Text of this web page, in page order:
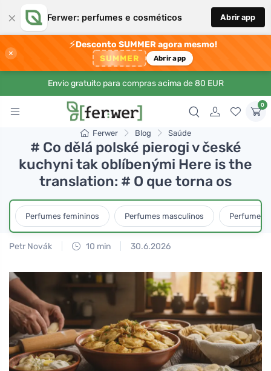
× Ferwer: perfumes e cosméticos Abrir app
×
⚡Desconto SUMMER agora mesmo!
SUMMER Abrir app
Envio gratuito para compras acima de 80 EUR
0
Ferwer Blog Saúde
# Co dělá polské pierogi v české
kuchyni tak oblíbenými Here is the
translation: # O que torna os
Perfumes femininos Perfumes masculinos Perfumes
Petr Novák 10 min 30.6.2026